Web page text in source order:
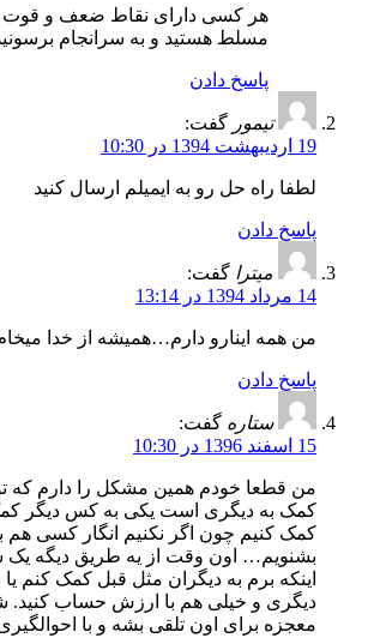
هر کسی دارای نقاط ضعف و قوت
مسلط هستید و به سرانجام
پاسخ دادن
تیمور گفت:
19 اردیبهشت 1394 در 10:30
لطفا راه حل رو به ایمیلم ارسال کنید
پاسخ دادن
میترا گفت:
14 مرداد 1394 در 13:14
من همه اینارو دارم…همیشه از خدا
پاسخ دادن
ستاره گفت:
15 اسفند 1396 در 10:30
من قطعا خودم همین مشکل را دارم که
کمک به دیگری است یکی به کس دیگر
کمک کنیم چون اگر نکنیم انگار کسی هم
بشنویم… اون وقت از یه طریق دیگه یک
اینکه برم به دیگران مثل قبل کمک
دیگری و خیلی هم با ارزش حساب کنید.
معجزه برای اون تلقی بشه و با